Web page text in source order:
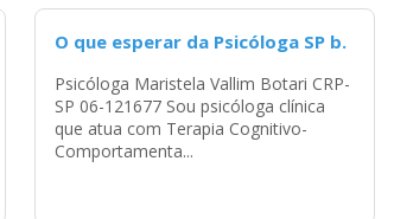
O que esperar da Psicóloga SP b.
Psicóloga Maristela Vallim Botari CRP-
SP 06-121677 Sou psicóloga clínica
que atua com Terapia Cognitivo-
Comportamenta...